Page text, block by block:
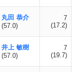
丸田 恭介
(57.0)
7
(17.2)
井上 敏樹
(57.0)
7
(19.7)